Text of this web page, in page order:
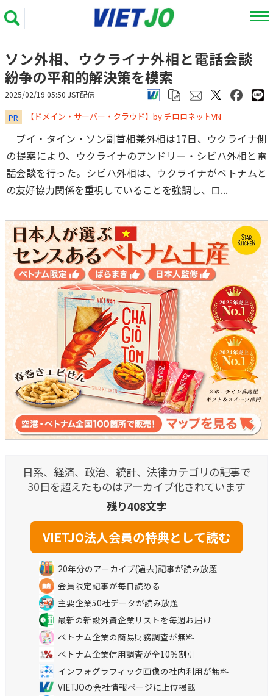
ソン外相、ウクライナ外相と電話会談
紛争の平和的解決策を模索
2025/02/19 05:50 JST配信
PR ​​​​​​​【ドメイン・サーバー・クラウド】by チロロネットVN
ブイ・タイン・ソン副首相兼外相は17日、ウクライナ側
の提案により、ウクライナのアンドリー・シビハ外相と電
話会談を行った。シビハ外相は、ウクライナがベトナムと
の友好協力関係を重視していることを強調し、ロ...
日系、経済、政治、統計、法律カテゴリの記事で
30日を超えたものはアーカイブ化されています
残り408文字
20年分のアーカイブ(過去)記事が読み放題
会員限定記事が毎日読める
主要企業50社データが読み放題
最新の新設外資企業リストを毎週お届け
ベトナム企業の簡易財務調査が無料
ベトナム企業信用調査が全10％割引
インフォグラフィック画像の社内利用が無料
VIETJOの会社情報ページに上位掲載